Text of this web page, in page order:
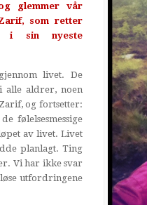
glemmer vår
som retter
i sin nyeste
livet. De
alle aldrer, noen
og fortsetter:
følelsesmessige
av livet. Livet
planlagt. Ting
Vi har ikke svar
utfordringene